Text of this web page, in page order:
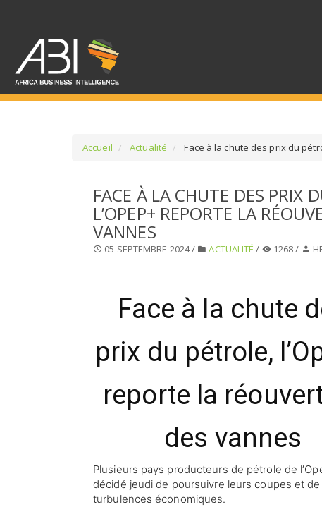
SÉLECTIONNEZ UN/DES
SELECTIONNEZ UNE
Accueil Actualité Face à la chute des prix du
FACE À LA CHUTE DES PRIX
L’OPEP+ REPORTE LA
VANNES
05 SEPTEMBRE 2024 / ACTUALITÉ / 1268 /
Face à la chute
prix du pétrole,
reporte la
des vannes
Plusieurs pays producteurs de pétrole de
décidé jeudi de poursuivre leurs coupes et
turbulences économiques.